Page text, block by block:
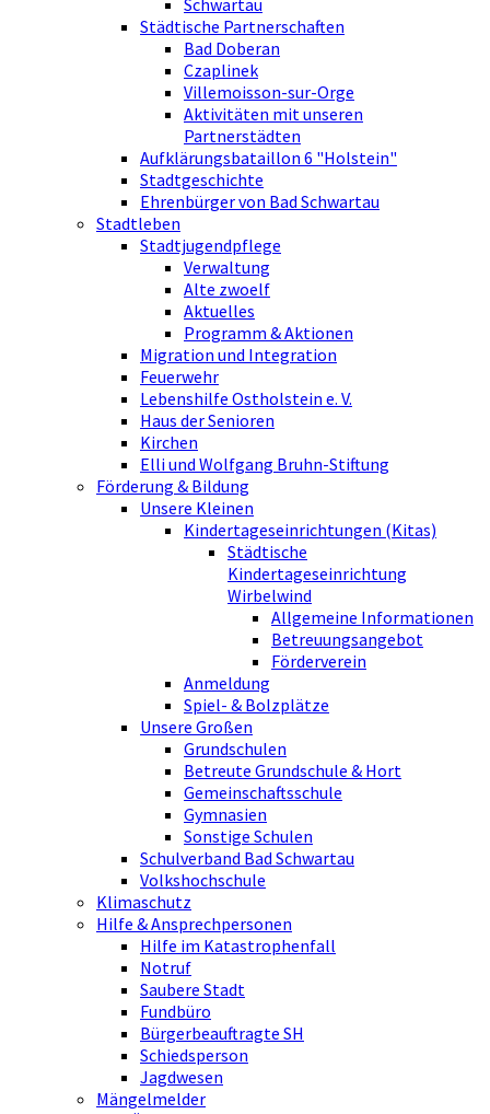
Städtische Partnerschaften
Bad Doberan
Czaplinek
Villemoisson-sur-Orge
Aktivitäten mit unseren
Partnerstädten
Aufklärungsbataillon 6 "Holstein"
Stadtgeschichte
Ehrenbürger von Bad Schwartau
Stadtleben
Stadtjugendpflege
Verwaltung
Alte zwoelf
Aktuelles
Programm & Aktionen
Migration und Integration
Feuerwehr
Lebenshilfe Ostholstein e. V.
Haus der Senioren
Kirchen
Elli und Wolfgang Bruhn-Stiftung
Förderung & Bildung
Unsere Kleinen
Kindertageseinrichtungen (Kitas)
Städtische
Kindertageseinrichtung
Wirbelwind
Allgemeine Informationen
Betreuungsangebot
Förderverein
Anmeldung
Spiel- & Bolzplätze
Unsere Großen
Grundschulen
Betreute Grundschule & Hort
Gemeinschaftsschule
Gymnasien
Sonstige Schulen
Schulverband Bad Schwartau
Volkshochschule
Klimaschutz
Hilfe & Ansprechpersonen
Hilfe im Katastrophenfall
Notruf
Saubere Stadt
Fundbüro
Bürgerbeauftragte SH
Schiedsperson
Jagdwesen
Mängelmelder